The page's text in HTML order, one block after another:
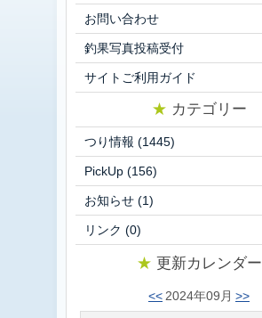
お問い合わせ
釣果写真投稿受付
サイトご利用ガイド
★ カテゴリー
つり情報 (1445)
PickUp (156)
お知らせ (1)
リンク (0)
★ 更新カレンダー
<< 2024年09月 >>